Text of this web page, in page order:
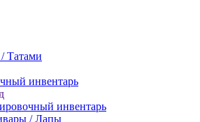
Татами
инвентарь
инвентарь
/ Лапы